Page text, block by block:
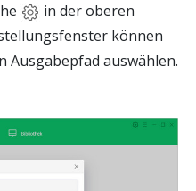
in der oberen
können
Ausgabepfad auswählen.